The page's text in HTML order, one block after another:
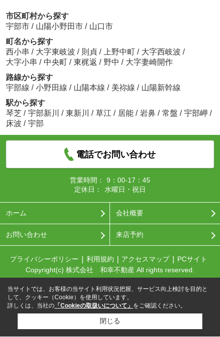
市区町村から探す
宇部市 / 山陽小野田市 / 山口市
町名から探す
西小串 / 大字東岐波 / 則貞 / 上野中町 / 大字西岐波 /
大字小串 / 中央町 / 東梶返 / 野中 / 大字妻崎開作
路線から探す
宇部線 / 小野田線 / 山陽本線 / 美祢線 / 山陽新幹線
駅から探す
琴芝 / 宇部新川 / 東新川 / 草江 / 居能 / 岩鼻 / 常盤 / 宇部岬 /
床波 / 宇部
電話でお問い合わせ
営業時間：
9：00-17：45
定休日：
水曜日・祝日
ホーム 会社概要
お問い合わせ 来店予約
プライバシーポリシー 利用規約 アクセスマップ
PCサイト
Copyright(c) 株式会社 和幸不動産 All rights reserved.
当サイトでは、お客様の当サイト利用状況把握、サービス向上検討を目的と
して、クッキー（Cookie）を使用しています。
詳しくは、当社の 「Cookieの取扱いについて」 をご確認ください。
閉じる